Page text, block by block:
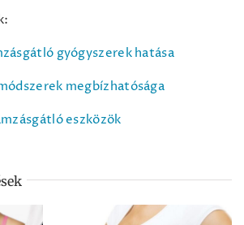
gyógyszerek hatása
megbízhatósága
eszközök